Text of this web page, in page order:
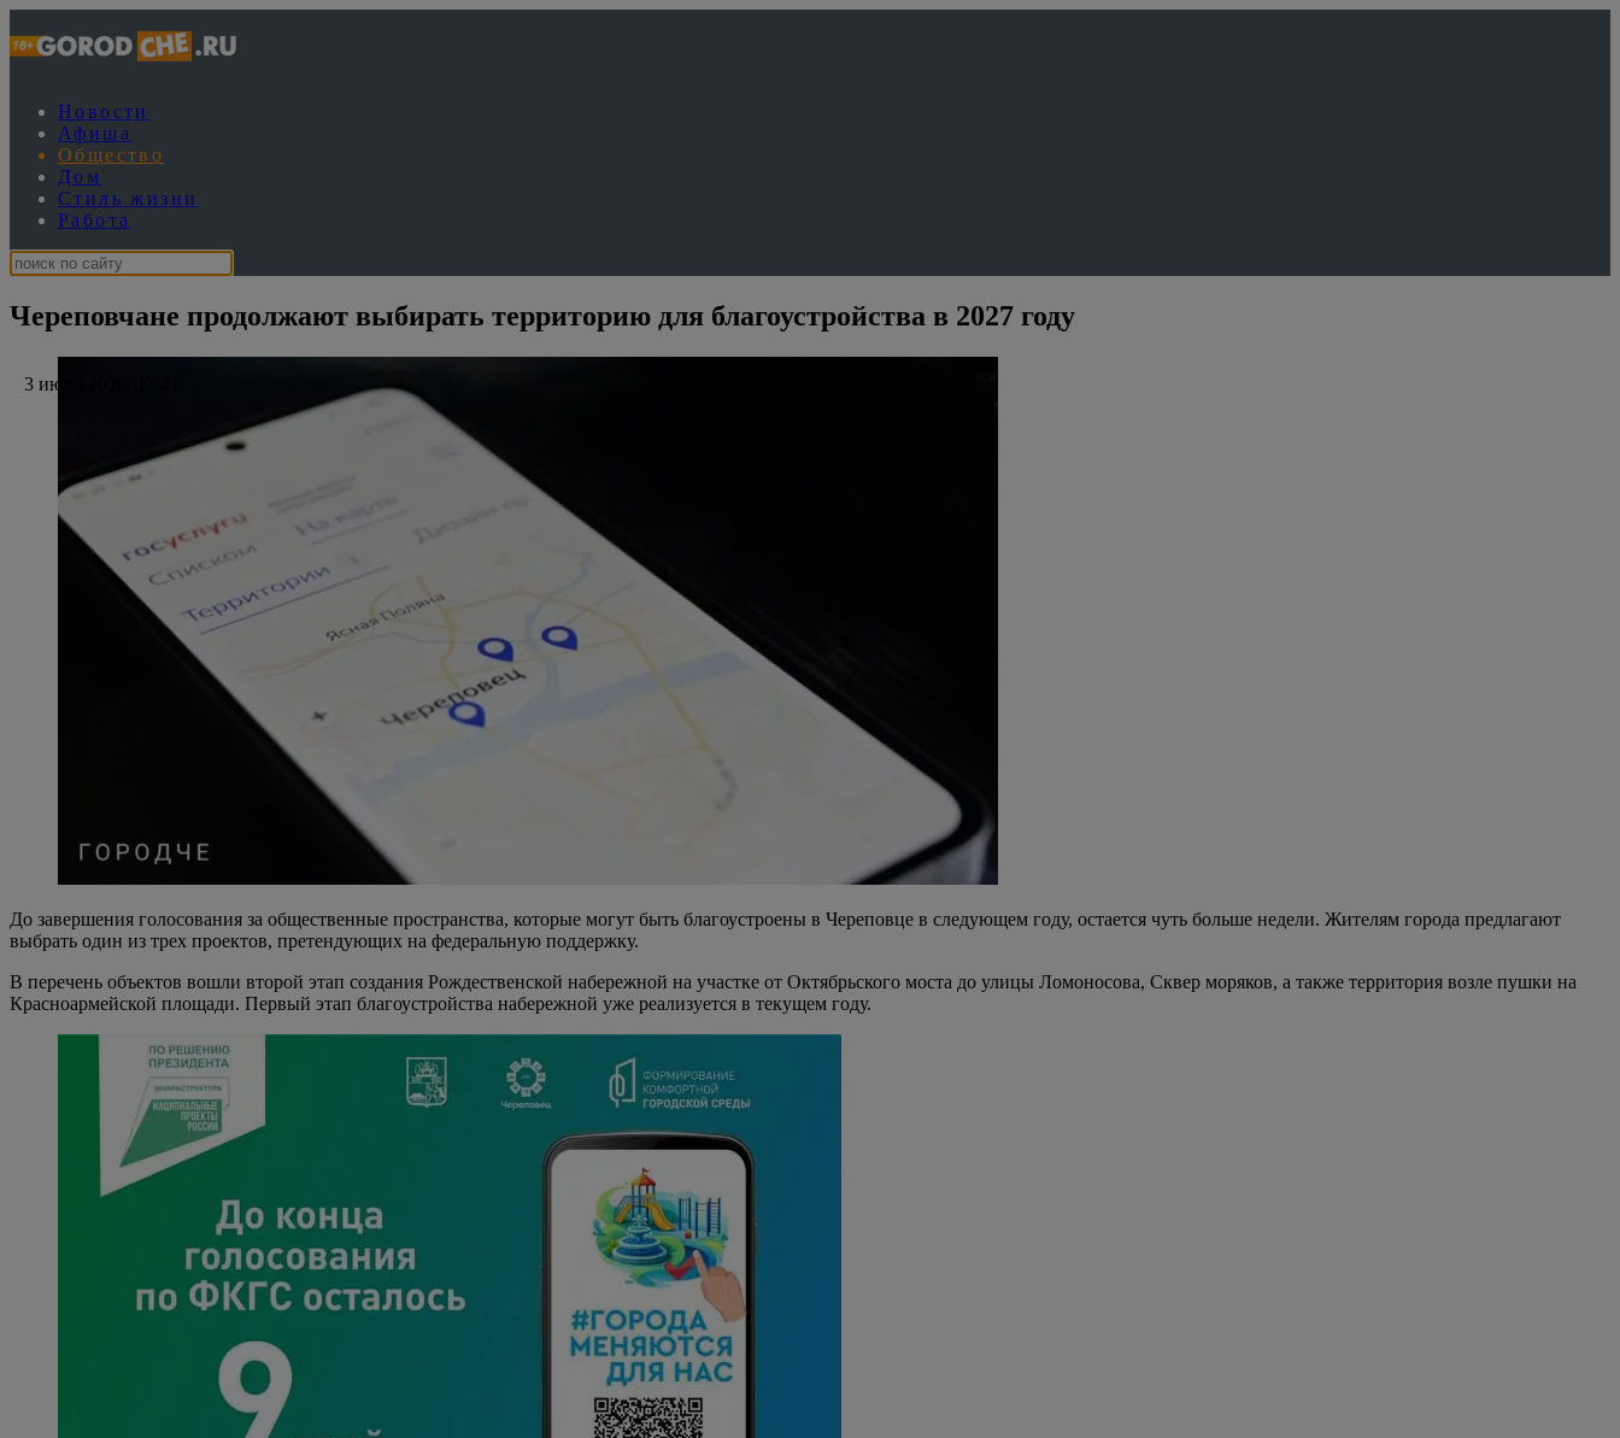
Новости
Афиша
Общество
Дом
Стиль жизни
Работа
Череповчане продолжают выбирать территорию для благоустройства в 2027 году
3 июня 2026, 17:41
До завершения голосования за общественные пространства, которые могут быть благоустроены в Череповце в следующем году, остается чуть больше недели. Жителям города предлагают
выбрать один из трех проектов, претендующих на федеральную поддержку.
В перечень объектов вошли второй этап создания Рождественской набережной на участке от Октябрьского моста до улицы Ломоносова, Сквер моряков, а также территория возле пушки на
Красноармейской площади. Первый этап благоустройства набережной уже реализуется в текущем году.